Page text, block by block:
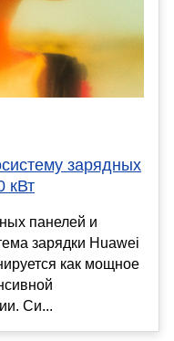
зарядных
кВт
панелей и
зарядки Huawei
как мощное
Си...